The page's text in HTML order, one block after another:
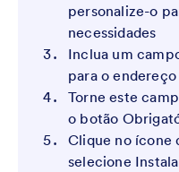
personalize-o
necessidades
Inclua um
para o
Torne este
o botão
Clique no ícone
selecione